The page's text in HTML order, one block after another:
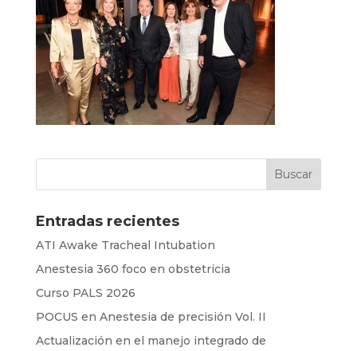
Entradas recientes
ATI Awake Tracheal Intubation
Anestesia 360 foco en obstetricia
Curso PALS 2026
POCUS en Anestesia de precisión Vol. II
Actualización en el manejo integrado de